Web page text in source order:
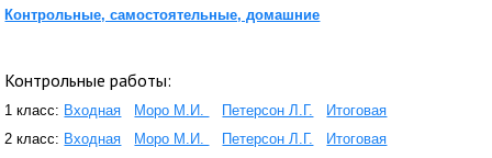
Контрольные, самостоятельные, домашние
Контрольные работы:
1 класс: Входная Моро М.И. Петерсон Л.Г.
Итоговая
2 класс: Входная Моро М.И. Петерсон Л.Г.
Итоговая